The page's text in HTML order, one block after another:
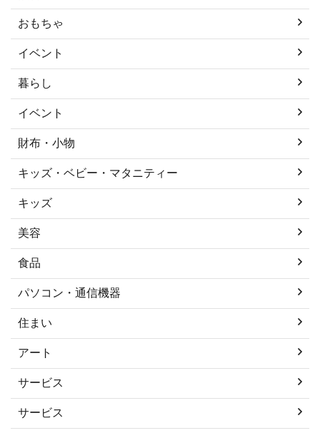
おもちゃ
イベント
暮らし
イベント
財布・小物
キッズ・ベビー・マタニティー
キッズ
美容
食品
パソコン・通信機器
住まい
アート
サービス
サービス